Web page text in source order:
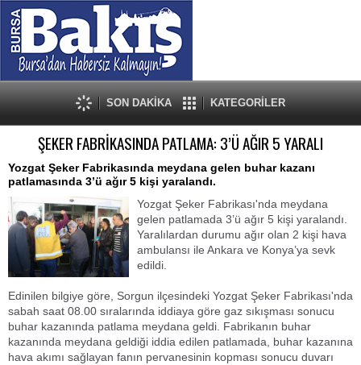
SON DAKİKA KATEGORİLER
ŞEKER FABRİKASINDA PATLAMA: 3’Ü AĞIR 5 YARALI
Yozgat Şeker Fabrikasında meydana gelen buhar kazanı
patlamasında 3’ü ağır 5 kişi yaralandı.
Yozgat Şeker Fabrikası'nda meydana
gelen patlamada 3’ü ağır 5 kişi yaralandı.
Yaralılardan durumu ağır olan 2 kişi hava
ambulansı ile Ankara ve Konya’ya sevk
edildi.
Edinilen bilgiye göre, Sorgun ilçesindeki Yozgat Şeker Fabrikası'nda
sabah saat 08.00 sıralarında iddiaya göre gaz sıkışması sonucu
buhar kazanında patlama meydana geldi. Fabrikanın buhar
kazanında meydana geldiği iddia edilen patlamada, buhar kazanına
hava akımı sağlayan fanın pervanesinin kopması sonucu duvarı